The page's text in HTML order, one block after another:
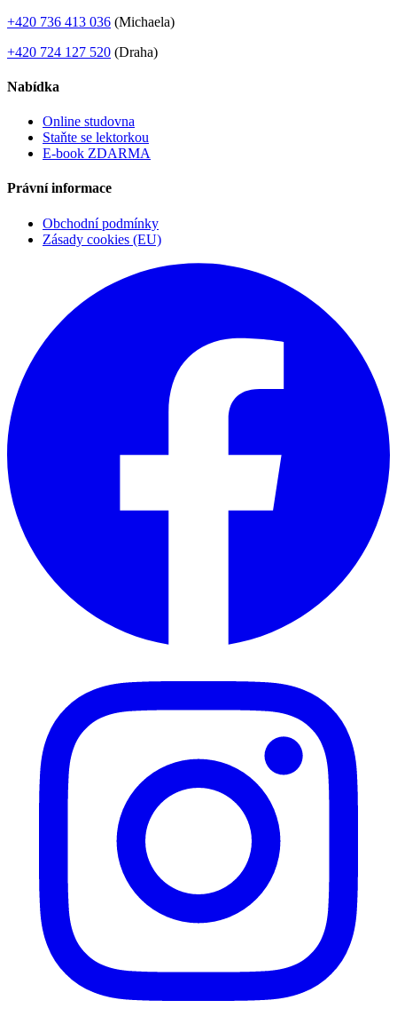
+420 736 413 036 (Michaela)
+420 724 127 520 (Draha)
Nabídka
Online studovna
Staňte se lektorkou
E-book ZDARMA
Právní informace
Obchodní podmínky
Zásady cookies (EU)